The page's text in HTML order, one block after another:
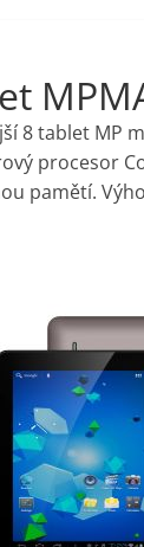
8 tablet MP
procesor
pamětí.